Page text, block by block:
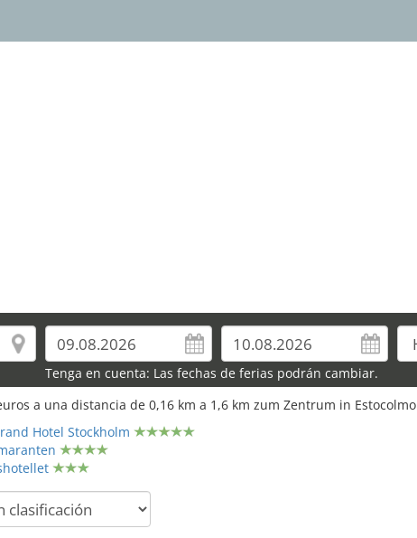
Tenga en cuenta: Las fechas de ferias podrán cambiar.
a una distancia de 0,16 km a 1,6 km zum Zentrum in
Hotel Stockholm